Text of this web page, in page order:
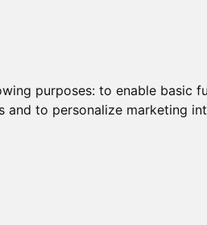
purposes: to enable basic
and to personalize marketing